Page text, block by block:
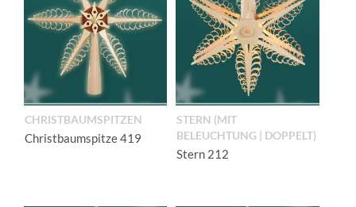
CHRISTBAUMSPITZEN
Christbaumspitze 419
STERN (MIT
BELEUCHTUNG | DOPPELT)
Stern 212